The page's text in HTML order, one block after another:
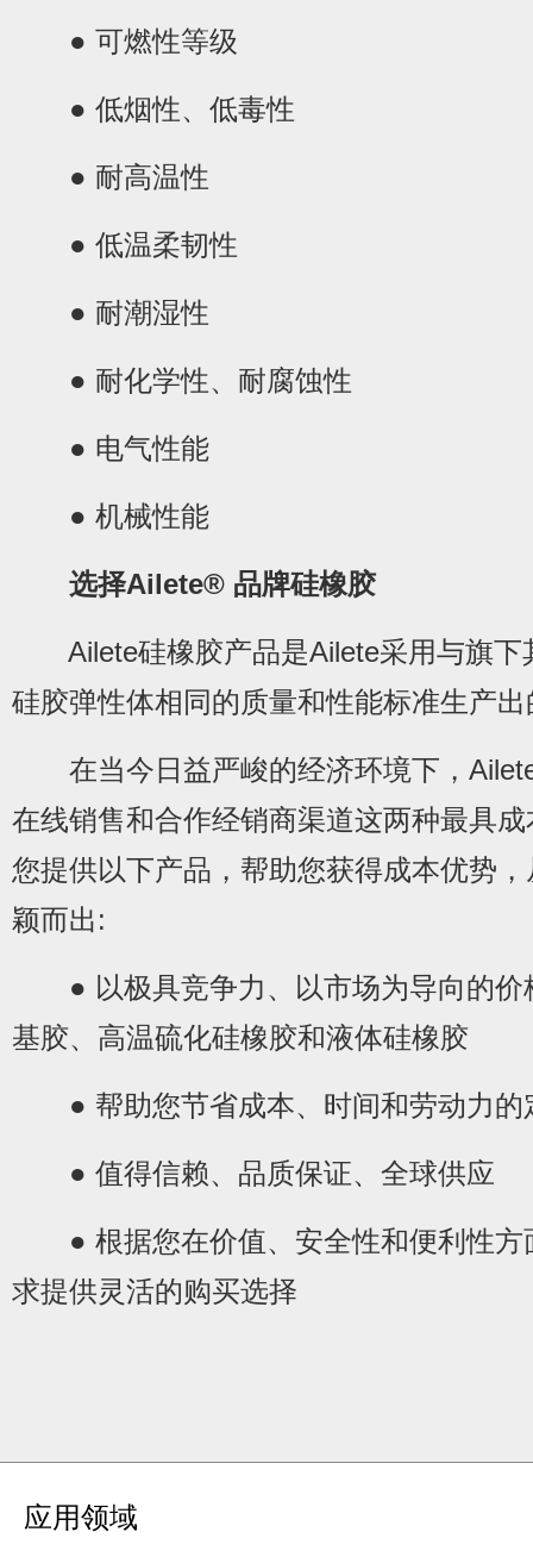
● 可燃性等级
● 低烟性、低毒性
● 耐高温性
● 低温柔韧性
● 耐潮湿性
● 耐化学性、耐腐蚀性
● 电气性能
● 机械性能
选择Ailete® 品牌硅橡胶
Ailete硅橡胶产品是Ailete采用与旗下
硅胶弹性体相同的质量和性能标准生产
在当今日益严峻的经济环境下，
在线销售和合作经销商渠道这两种最具
您提供以下产品，帮助您获得成本优势
颖而出:
● 以极具竞争力、以市场为导向的价
基胶、高温硫化硅橡胶和液体硅橡胶
● 帮助您节省成本、时间和劳动力的
● 值得信赖、品质保证、全球供应
● 根据您在价值、安全性和便利性方
求提供灵活的购买选择
应用领域